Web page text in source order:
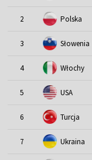
2 Polska
3 Słowenia
4 Włochy
5 USA
6 Turcja
7 Ukraina